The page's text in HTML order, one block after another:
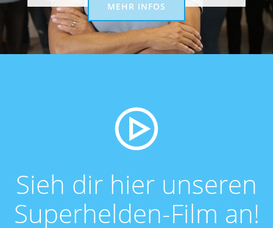
MEHR INFOS
Sieh dir hier unseren
Superhelden-Film an!